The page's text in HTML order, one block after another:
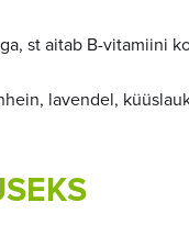
st aitab B-vitamiini
lavendel,